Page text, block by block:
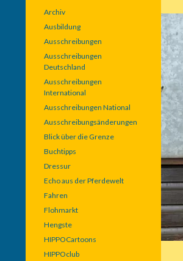
Archiv
Ausbildung
Ausschreibungen
Ausschreibungen
Deutschland
Ausschreibungen
International
Ausschreibungen National
Ausschreibungsänderungen
Blick über die Grenze
Buchtipps
Dressur
Echo aus der Pferdewelt
Fahren
Flohmarkt
Hengste
HIPPOCartoons
HIPPOclub